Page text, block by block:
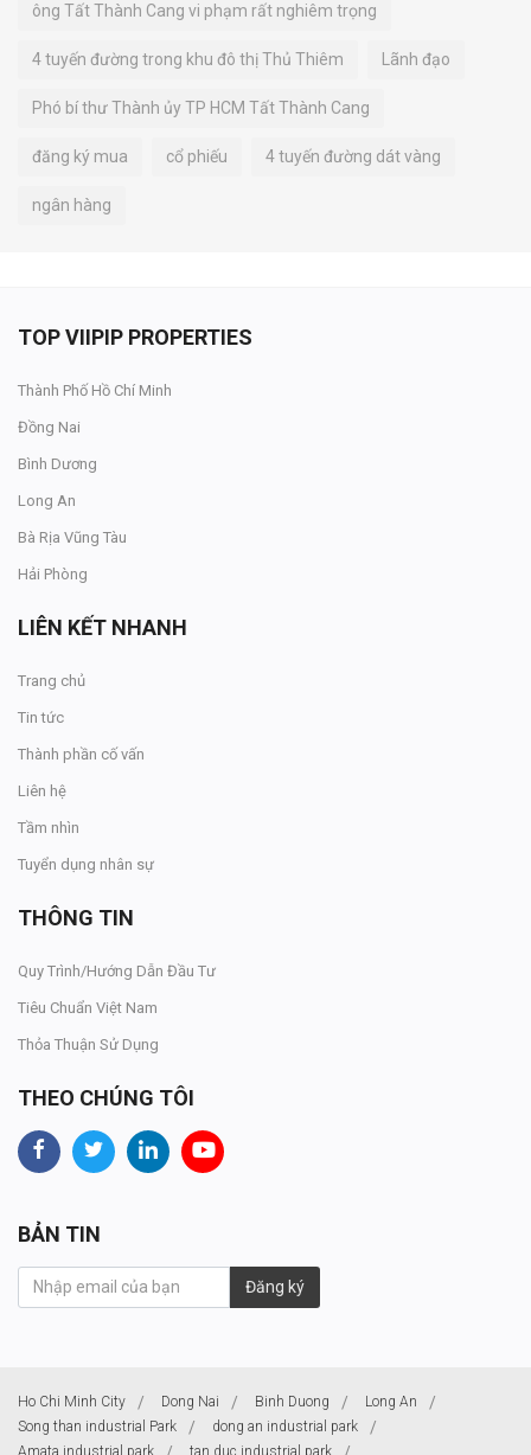
ông Tất Thành Cang vi phạm rất nghiêm trọng
4 tuyến đường trong khu đô thị Thủ Thiêm Lãnh đạo
Phó bí thư Thành ủy TP HCM Tất Thành Cang
đăng ký mua cổ phiếu 4 tuyến đường dát vàng
ngân hàng
TOP VIIPIP PROPERTIES
Thành Phố Hồ Chí Minh
Đồng Nai
Bình Dương
Long An
Bà Rịa Vũng Tàu
Hải Phòng
LIÊN KẾT NHANH
Trang chủ
Tin tức
Thành phần cố vấn
Liên hệ
Tầm nhìn
Tuyển dụng nhân sự
THÔNG TIN
Quy Trình/Hướng Dẫn Đầu Tư
Tiêu Chuẩn Việt Nam
Thỏa Thuận Sử Dụng
THEO CHÚNG TÔI
BẢN TIN
Đăng ký
Ho Chi Minh City Dong Nai Binh Duong
Long An
Song than industrial Park
dong an industrial park
Amata industrial park
tan duc industrial park